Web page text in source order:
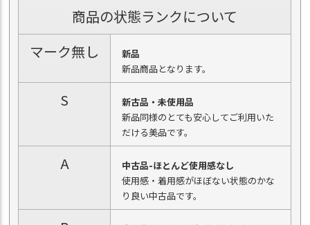
商品の状態ランクについて
マーク無し
新品
新品商品となります。
S
新古品・未使用品
新品同様のとても安心してご利用いた
だける美品です。
A
中古品-ほとんど使用感なし
使用感・着用感がほぼない状態のかな
り良い中古品です。